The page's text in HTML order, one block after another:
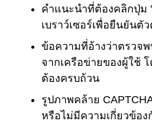
คำแนะนำที่ต้องคลิกปุ่ม
เบราว์เซอร์เพื่อยืนยันตั
ข้อความที่อ้างว่าตรวจ
จากเครือข่ายของผู้ใช้
ต้องครบถ้วน
รูปภาพคล้าย
หรือไม่มีความเกี่ยวข้อ